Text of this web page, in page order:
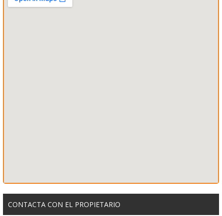
CONTACTA CON EL PROPIETARIO